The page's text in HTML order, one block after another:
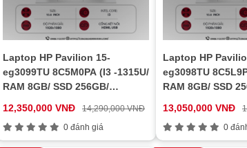
Laptop HP Pavilion 15-
eg3099TU 8C5M0PA (I3 -1315U/
RAM 8GB/ SSD 256GB/
12,350,000 VNĐ
14,290,000 VNĐ
0 đánh giá
Laptop HP
eg3098TU
RAM 8GB/ SSD
13,050,000 VNĐ
0